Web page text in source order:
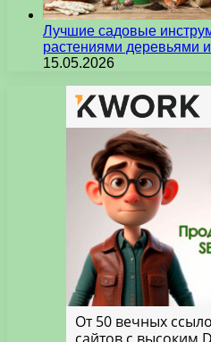
Лучшие садовые
растениями деревьями
15.05.2026